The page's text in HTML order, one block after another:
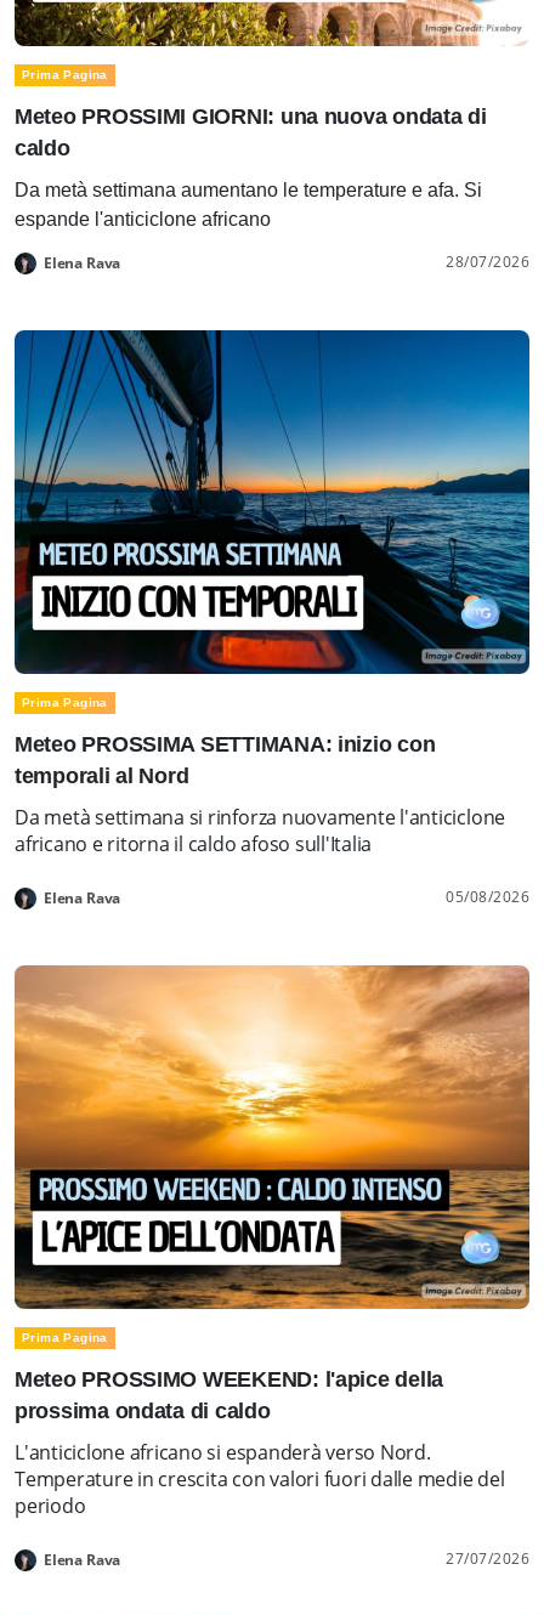
Prima Pagina
Meteo PROSSIMI GIORNI: una nuova ondata di
caldo
Da metà settimana aumentano le temperature e afa. Si
espande l'anticiclone africano
Elena Rava 28/07/2026
Prima Pagina
Meteo PROSSIMA SETTIMANA: inizio con
temporali al Nord
Da metà settimana si rinforza nuovamente l'anticiclone
africano e ritorna il caldo afoso sull'Italia
Elena Rava 05/08/2026
Prima Pagina
Meteo PROSSIMO WEEKEND: l'apice della
prossima ondata di caldo
L'anticiclone africano si espanderà verso Nord.
Temperature in crescita con valori fuori dalle medie del
periodo
Elena Rava 27/07/2026